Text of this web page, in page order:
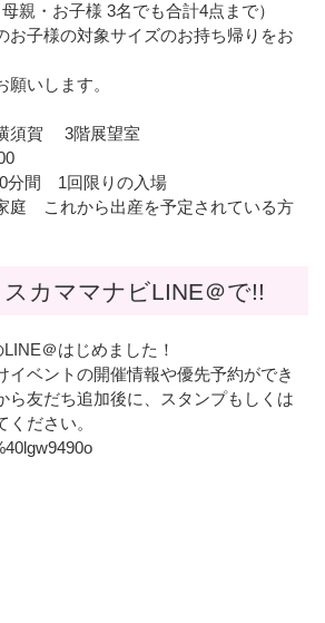
親・お子様 3名でも合計4点まで）
お子様の対象サイズのお持ち帰りをお
いします。
須賀 3階展望室
分間 1回限りの入場
これから出産を予定されている方
カママナビLINE＠で!!
＠はじめました！
イベントの開催情報や優先予約ができ
ら友だち追加後に、スタンプもしくは
ください。